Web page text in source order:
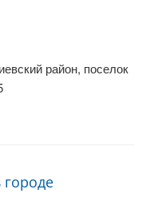
район, поселок